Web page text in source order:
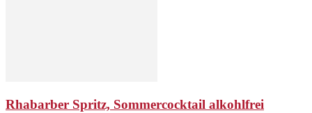
Rhabarber Spritz, Sommercocktail alkohlfrei